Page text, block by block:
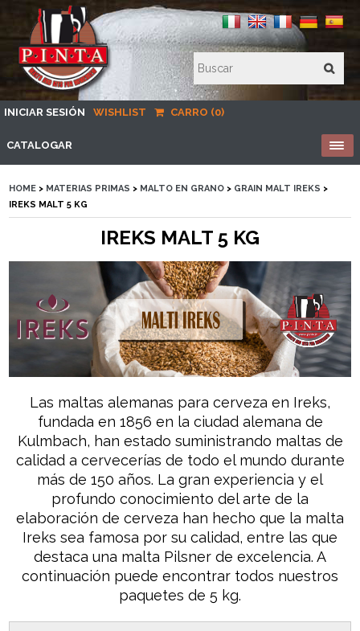
INICIAR SESIÓN WISHLIST CARRO (0)
CATALOGAR
HOME > MATERIAS PRIMAS > MALTO EN GRANO > GRAIN MALT IREKS >
IREKS MALT 5 KG
IREKS MALT 5 KG
Las maltas alemanas para cerveza en Ireks,
fundada en 1856 en la ciudad alemana de
Kulmbach, han estado suministrando maltas de
calidad a cervecerías de todo el mundo durante
más de 150 años. La gran experiencia y el
profundo conocimiento del arte de la
elaboración de cerveza han hecho que la malta
Ireks sea famosa por su calidad, entre las que
destaca una malta Pilsner de excelencia. A
continuación puede encontrar todos nuestros
paquetes de 5 kg.